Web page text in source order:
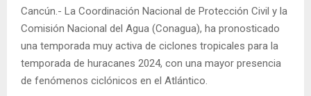
Cancún.- La Coordinación Nacional de Protección Civil y la
Comisión Nacional del Agua (Conagua), ha pronosticado
una temporada muy activa de ciclones tropicales para la
temporada de huracanes 2024, con una mayor presencia
de fenómenos ciclónicos en el Atlántico.